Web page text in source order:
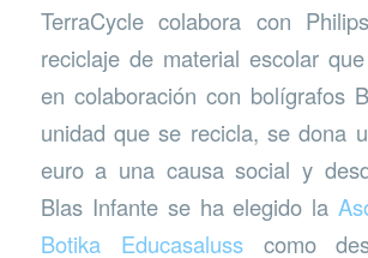
TerraCycle colabora con
reciclaje de material escolar
en colaboración con bolígrafos
unidad que se recicla, se dona
euro a una causa social y
Blas Infante se ha elegido la
Botika Educasaluss como